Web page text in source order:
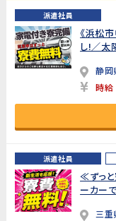
派遣社員
《浜松
し!／太
静岡
時
派遣社員
≪ずっ
ーカー
三